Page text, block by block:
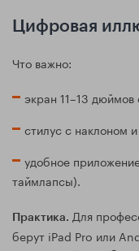
Цифровая
Что важно:
экран 11–13 дюймов
стилус с наклоном
удобное
таймлапсы).
Практика. Для
берут iPad Pro или